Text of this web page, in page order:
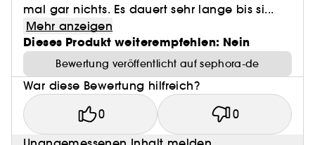
mal gar nichts. Es dauert sehr lange bis si...
Mehr anzeigen
Dieses Produkt weiterempfehlen: Nein
Bewertung veröffentlicht auf sephora-de
War diese Bewertung hilfreich?
0 0